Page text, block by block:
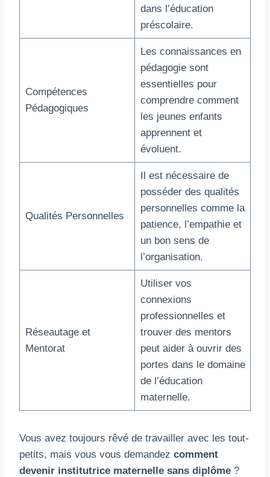
dans l’éducation
préscolaire.
Compétences
Pédagogiques
Les connaissances en
pédagogie sont
essentielles pour
comprendre comment
les jeunes enfants
apprennent et
évoluent.
Qualités Personnelles
Il est nécessaire de
posséder des qualités
personnelles comme la
patience, l’empathie et
un bon sens de
l’organisation.
Réseautage et
Mentorat
Utiliser vos
connexions
professionnelles et
trouver des mentors
peut aider à ouvrir des
portes dans le domaine
de l’éducation
maternelle.
Vous avez toujours rêvé de travailler avec les tout-
petits, mais vous vous demandez comment
devenir institutrice maternelle sans diplôme ?